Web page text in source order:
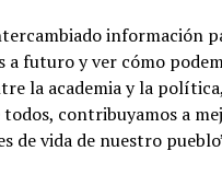
información
a futuro y ver cómo
la academia y la
contribuyamos a
de vida de nuestro